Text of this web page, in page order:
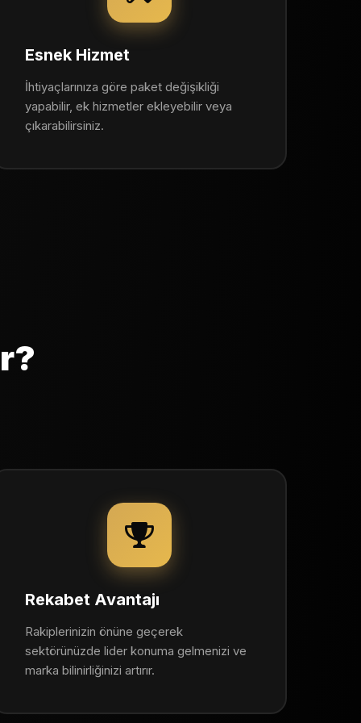
Esnek Hizmet
İhtiyaçlarınıza göre paket değişikliği
yapabilir, ek hizmetler ekleyebilir veya
çıkarabilirsiniz.
Rekabet Avantajı
Rakiplerinizin önüne geçerek
sektörünüzde lider konuma gelmenizi ve
marka bilinirliğinizi artırır.